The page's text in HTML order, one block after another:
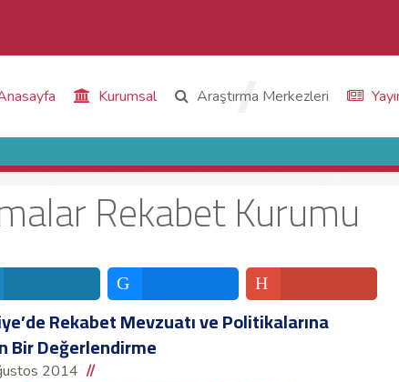
Kurumsal Araştırma Merkezleri
Rekabet Kurumu
Rekabet Mevzuatı ve Politikalarına
Bir Değerlendirme
2014